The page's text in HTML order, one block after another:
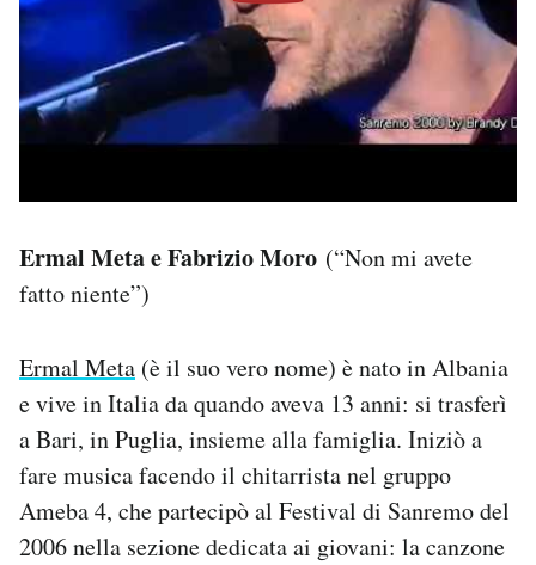
Ermal Meta e Fabrizio Moro (“Non mi avete
fatto niente”)
Ermal Meta (è il suo vero nome) è nato in Albania
e vive in Italia da quando aveva 13 anni: si trasferì
a Bari, in Puglia, insieme alla famiglia. Iniziò a
fare musica facendo il chitarrista nel gruppo
Ameba 4, che partecipò al Festival di Sanremo del
2006 nella sezione dedicata ai giovani: la canzone